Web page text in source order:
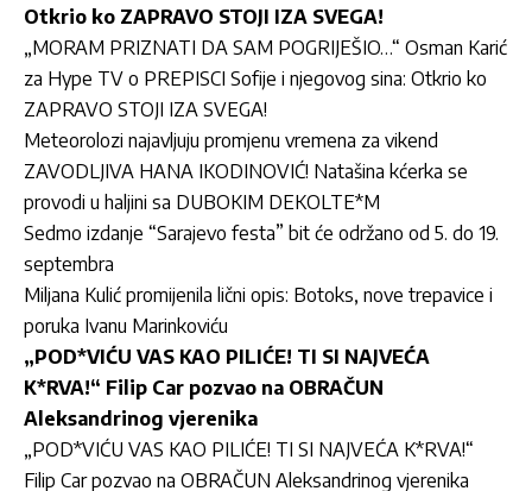
Otkrio ko ZAPRAVO STOJI IZA SVEGA!
„MORAM PRIZNATI DA SAM POGRIJEŠIO…“ Osman Karić
za Hype TV o PREPISCI Sofije i njegovog sina: Otkrio ko
ZAPRAVO STOJI IZA SVEGA!
Meteorolozi najavljuju promjenu vremena za vikend
ZAVODLJIVA HANA IKODINOVIĆ! Natašina kćerka se
provodi u haljini sa DUBOKIM DEKOLTE*M
Sedmo izdanje “Sarajevo festa” bit će održano od 5. do 19.
septembra
Miljana Kulić promijenila lični opis: Botoks, nove trepavice i
poruka Ivanu Marinkoviću
„POD*VIĆU VAS KAO PILIĆE! TI SI NAJVEĆA
K*RVA!“ Filip Car pozvao na OBRAČUN
Aleksandrinog vjerenika
„POD*VIĆU VAS KAO PILIĆE! TI SI NAJVEĆA K*RVA!“
Filip Car pozvao na OBRAČUN Aleksandrinog vjerenika